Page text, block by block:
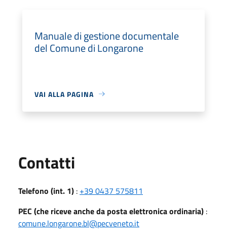
Manuale di gestione documentale
del Comune di Longarone
VAI ALLA PAGINA
Contatti
Telefono (int. 1) : +39 0437 575811
PEC (che riceve anche da posta elettronica ordinaria) :
comune.longarone.bl@pecveneto.it